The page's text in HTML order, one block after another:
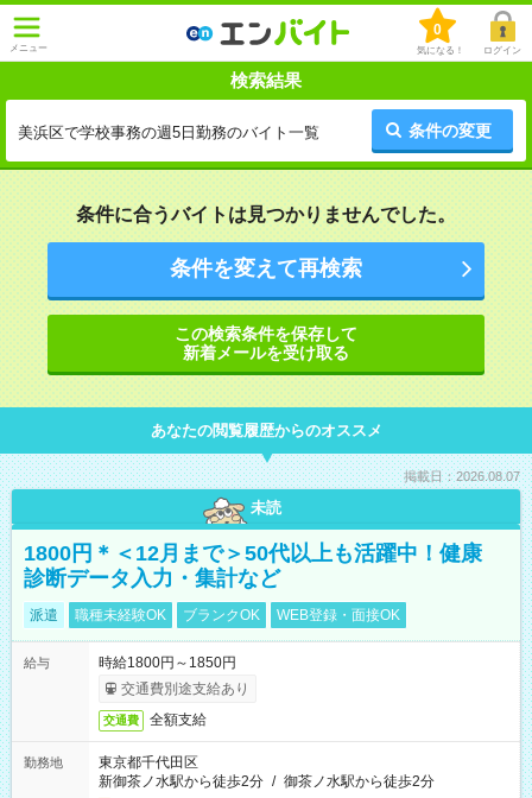
メニュー
0
気になる！ ログイン
検索結果
美浜区で学校事務の週5日勤務のバイト一覧 条件の変更
条件に合うバイトは見つかりませんでした。
条件を変えて再検索
この検索条件を保存して
新着メールを受け取る
あなたの閲覧履歴からのオススメ
掲載日：2026.08.07
未読
1800円＊＜12月まで＞50代以上も活躍中！健康
診断データ入力・集計など
派遣 職種未経験OK ブランクOK WEB登録・面接OK
給与
時給1800円～1850円
交通費別途支給あり
交通費 全額支給
勤務地
東京都千代田区
新御茶ノ水駅から徒歩2分 / 御茶ノ水駅から徒歩2分